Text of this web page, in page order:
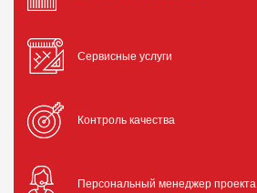
Сервисные услуги
Контроль качества
Персональный менеджер проекта